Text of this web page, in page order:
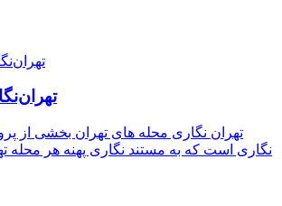
تهران نگاری محله های تهران بخشی از
نگاری است که به مستند نگاری پهنه هر محله